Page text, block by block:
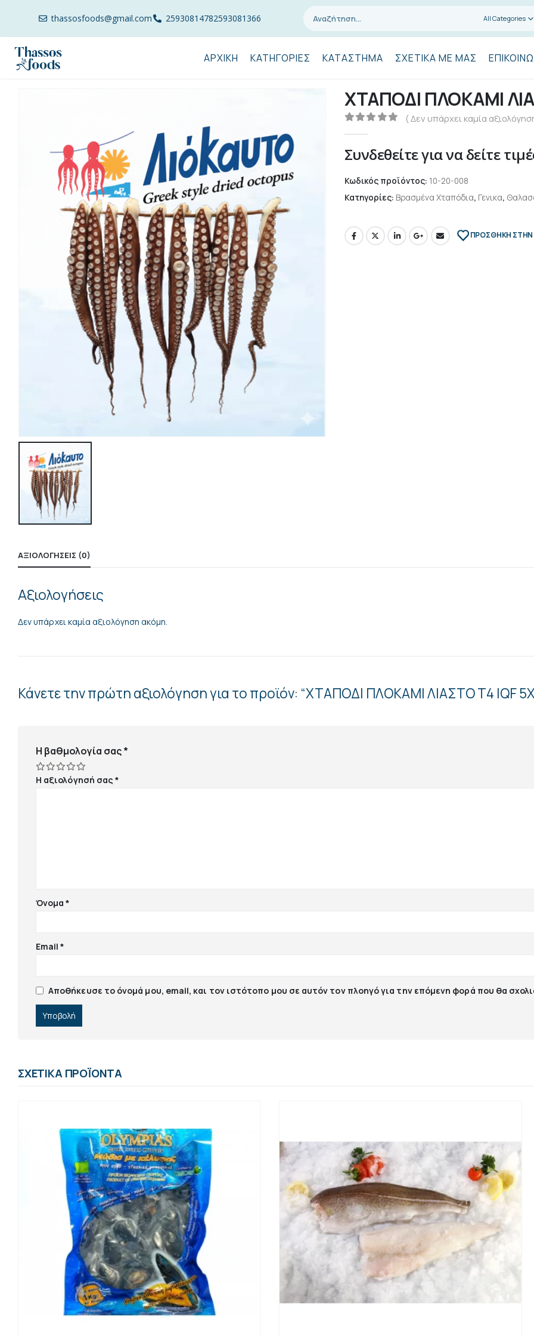
thassosfoods@gmail.com 25930814782593081366 All Categories
ΑΡΧΙΚΉ ΚΑΤΗΓΟΡΊΕΣ ΚΑΤΆΣΤΗΜΑ ΣΧΕΤΙΚΆ ΜΕ ΜΑΣ
ΧΤΑΠΟΔΙ ΠΛΟΚΑΜΙ
( Δεν υπάρχει καμία
Συνδεθείτε για να δείτε
Κωδικός προϊόντος: 10-20-008
Κατηγορίες: Βρασμένα Χταπόδια, Γενικα,
ΠΡΌΣΘΉΚΗ ΣΤΗΝ
ΑΞΙΟΛΟΓΉΣΕΙΣ (0)
Αξιολογήσεις
Δεν υπάρχει καμία αξιολόγηση ακόμη.
Κάνετε την πρώτη αξιολόγηση για το προϊόν: “ΧΤΑΠΟΔΙ ΠΛΟΚΑΜΙ ΛΙΑΣΤΟ Τ4 IQF
Η βαθμολογία σας*
Η αξιολόγησή σας*
Όνομα*
Email*
Αποθήκευσε το όνομά μου, email, και τον ιστότοπο μου σε αυτόν τον πλοηγό για την επόμενη φορά που θα
ΣΧΕΤΙΚΆ ΠΡΟΪΌΝΤΑ